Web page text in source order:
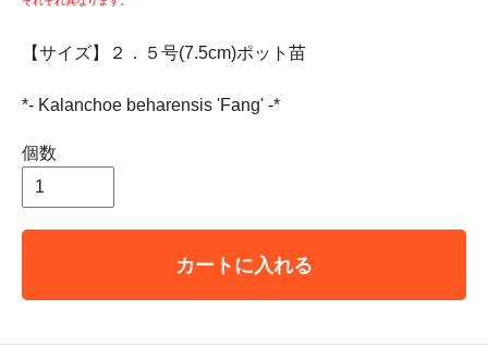
【サイズ】２．５号(7.5cm)ポット苗
*- Kalanchoe beharensis 'Fang' -*
個数
カートに入れる